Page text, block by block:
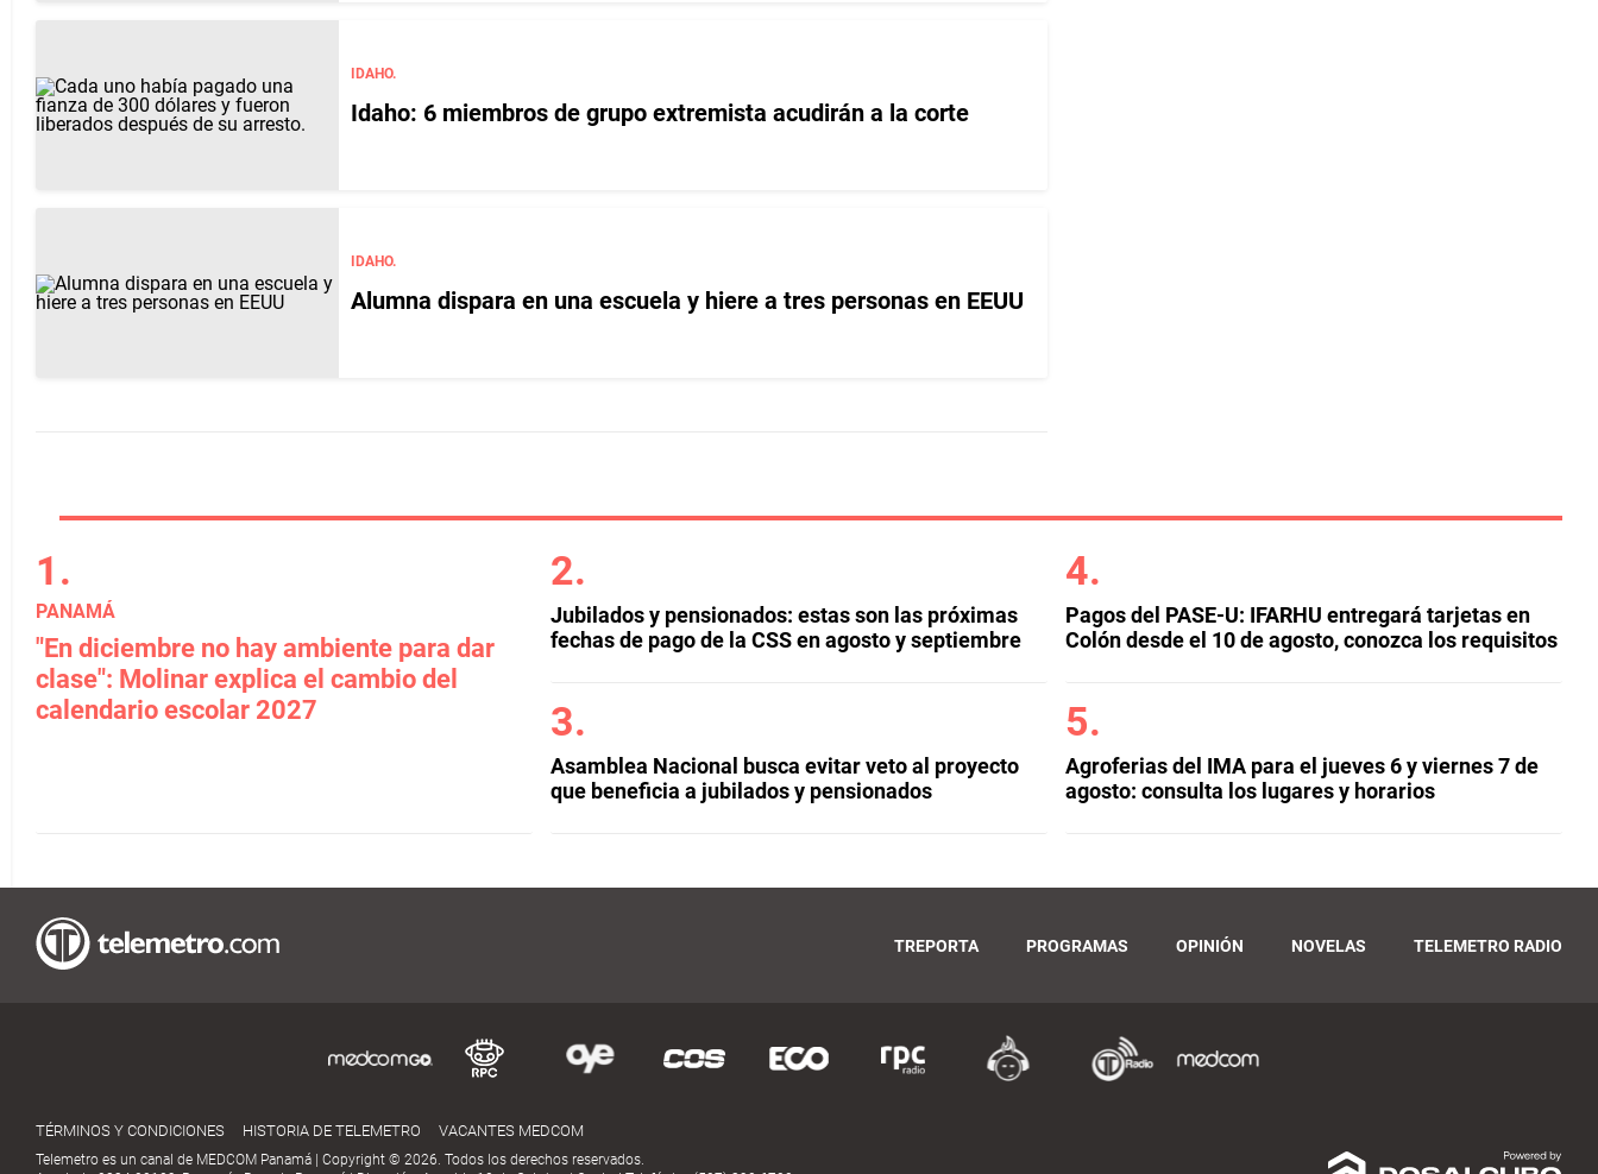
IDAHO.
Idaho: 6 miembros de grupo extremista acudirán a la corte
IDAHO.
Alumna dispara en una escuela y hiere a tres personas en EEUU
PANAMÁ
"En diciembre no hay ambiente para dar
clase": Molinar explica el cambio del
calendario escolar 2027
Jubilados y pensionados: estas son las próximas
fechas de pago de la CSS en agosto y septiembre
Asamblea Nacional busca evitar veto al proyecto
que beneficia a jubilados y pensionados
Pagos del PASE-U: IFARHU entregará tarjetas en
Colón desde el 10 de agosto, conozca los requisitos
Agroferias del IMA para el jueves 6 y viernes 7 de
agosto: consulta los lugares y horarios
TREPORTA PROGRAMAS OPINIÓN NOVELAS TELEMETRO RADIO
TÉRMINOS Y CONDICIONES HISTORIA DE TELEMETRO VACANTES MEDCOM
Telemetro es un canal de MEDCOM Panamá | Copyright © 2026. Todos los derechos reservados.